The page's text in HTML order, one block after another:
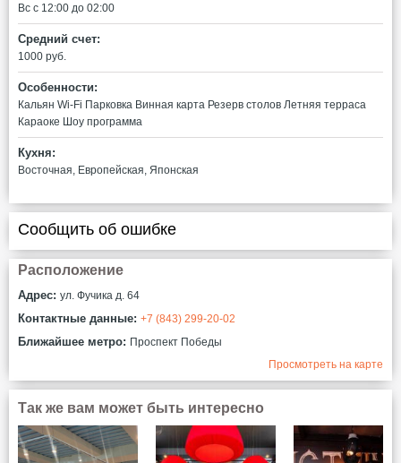
Вс c 12:00 до 02:00
Средний счет:
1000 руб.
Особенности:
Кальян Wi-Fi Парковка Винная карта Резерв столов Летняя терраса
Караоке Шоу программа
Кухня:
Восточная, Европейская, Японская
Сообщить об ошибке
Расположение
Адрес: ул. Фучика д. 64
Контактные данные: +7 (843) 299-20-02
Ближайшее метро: Проспект Победы
Просмотреть на карте
Так же вам может быть интересно